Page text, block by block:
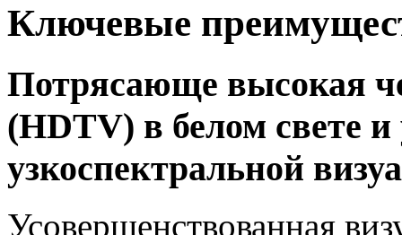
Ключевые
Потрясающе высокая
(HDTV) в белом свете
узкоспектральной
Усовершенствованная